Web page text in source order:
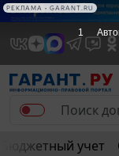
РЕКЛАМА
Бюджетный учет
1
РЕКЛАМА • GARANT.RU